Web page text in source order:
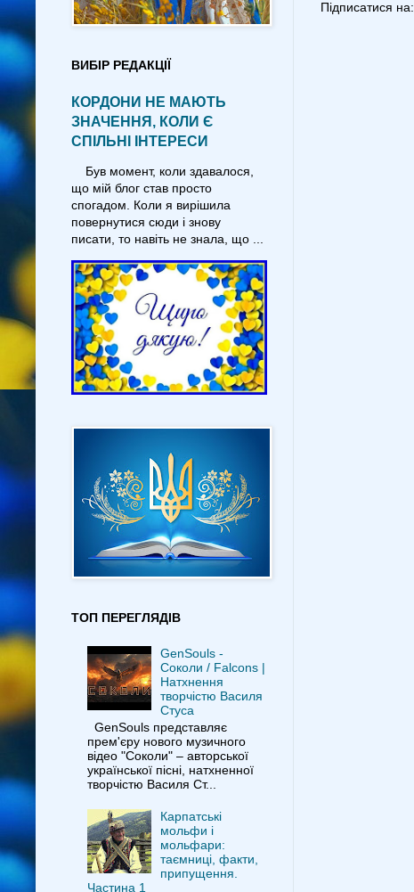
Підписатися на:
ВИБІР РЕДАКЦІЇ
КОРДОНИ НЕ МАЮТЬ
ЗНАЧЕННЯ, КОЛИ Є
СПІЛЬНІ ІНТЕРЕСИ
Був момент, коли здавалося,
що мій блог став просто
спогадом. Коли я вирішила
повернутися сюди і знову
писати, то навіть не знала, що ...
ТОП ПЕРЕГЛЯДІВ
GenSouls -
Соколи / Falcons |
Натхнення
творчістю Василя
Стуса
GenSouls представляє
прем'єру нового музичного
відео "Соколи" – авторської
української пісні, натхненної
творчістю Василя Ст...
Карпатські
мольфи і
мольфари:
таємниці, факти,
припущення.
Частина 1